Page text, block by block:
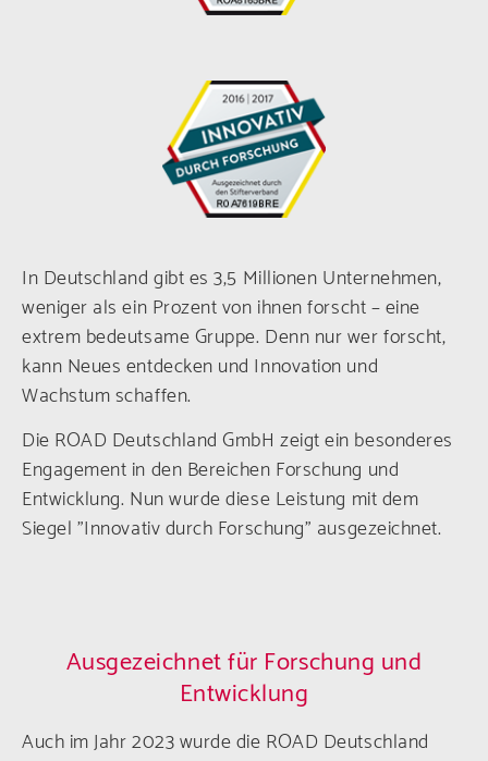
In Deutschland gibt es 3,5 Millionen Unternehmen,
weniger als ein Prozent von ihnen forscht – eine
extrem bedeutsame Gruppe. Denn nur wer forscht,
kann Neues entdecken und Innovation und
Wachstum schaffen.
Die ROAD Deutschland GmbH zeigt ein besonderes
Engagement in den Bereichen Forschung und
Entwicklung. Nun wurde diese Leistung mit dem
Siegel "Innovativ durch Forschung" ausgezeichnet.
Ausgezeichnet für Forschung und
Entwicklung
Auch im Jahr 2023 wurde die ROAD Deutschland